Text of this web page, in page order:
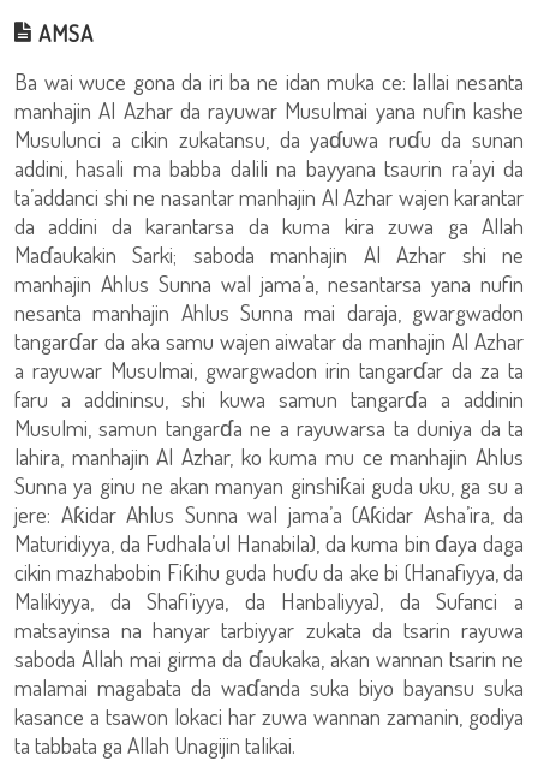
AMSA
Ba wai wuce gona da iri ba ne idan muka ce: lallai nesanta
manhajin Al Azhar da rayuwar Musulmai yana nufin kashe
Musulunci a cikin zukatansu, da yaɗuwa ruɗu da sunan
addini, hasali ma babba dalili na bayyana tsaurin ra’ayi da
ta’addanci shi ne nasantar manhajin Al Azhar wajen karantar
da addini da karantarsa da kuma kira zuwa ga Allah
Maɗaukakin Sarki; saboda manhajin Al Azhar shi ne
manhajin Ahlus Sunna wal jama’a, nesantarsa yana nufin
nesanta manhajin Ahlus Sunna mai daraja, gwargwadon
tangarɗar da aka samu wajen aiwatar da manhajin Al Azhar
a rayuwar Musulmai, gwargwadon irin tangarɗar da za ta
faru a addininsu, shi kuwa samun tangarɗa a addinin
Musulmi, samun tangarɗa ne a rayuwarsa ta duniya da ta
lahira, manhajin Al Azhar, ko kuma mu ce manhajin Ahlus
Sunna ya ginu ne akan manyan ginshiƙai guda uku, ga su a
jere: Aƙidar Ahlus Sunna wal jama’a (Aƙidar Asha’ira, da
Maturidiyya, da Fudhala’ul Hanabila), da kuma bin ɗaya daga
cikin mazhabobin Fiƙihu guda huɗu da ake bi (Hanafiyya, da
Malikiyya, da Shafi’iyya, da Hanbaliyya), da Sufanci a
matsayinsa na hanyar tarbiyyar zukata da tsarin rayuwa
saboda Allah mai girma da ɗaukaka, akan wannan tsarin ne
malamai magabata da waɗanda suka biyo bayansu suka
kasance a tsawon lokaci har zuwa wannan zamanin, godiya
ta tabbata ga Allah Unagijin talikai.